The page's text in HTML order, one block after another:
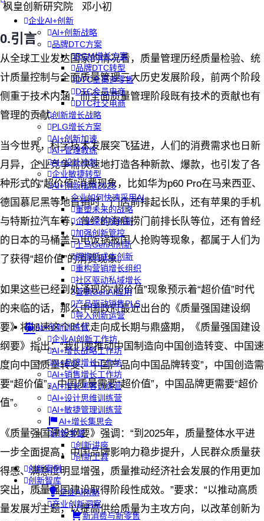
企业AI+创新
AI+创新战略
品牌DTC方案
RGM增长方案
品牌DTC转型
DTC全渠道零售
DTC会员电商
DTC社交电商
创新增长战略
PLG增长方案
AI+创新加速
AI+管理教练
AI+设计冲刺
企业敏捷转型
AI+创新指南2025
企业如何快速采用AI
重塑未来的战略
企业深科技创新
加强创新管控
上马GenAI创新
拥抱低成本创新
重构营销增长组织
社区驱动私域增长
营销GenAI应用
产品驱动销售PLS
导入创新运营
AI+创新训练营
企业AI创新工作坊
AI+增长战略工作坊
AI+品牌增长工作坊
AI+销售增长工作坊
AI+增长黑客训练营
AI+设计思维训练营
AI+敏捷管理训练营
AI+增长集思会
创新学堂
创新讲座
创新工具
创新案例
创新智库
企业AI创新
产业创新洞察
新消费与新零售
枫皇创新研究院 邓小初
0.引言
从全球工业发达国家的情况看，质量管理历经质量检验、统
计质量控制与全面质量管理三大历史发展阶段，前两个阶段
侧重于技术内涵，而全面质量管理阶段既有技术的贡献也有
管理的贡献。
当今世界，科学技术发展突飞猛进，人们的消费需求也日新
月异，企业竞争需快速地打造各种新款、爆款，也引发了各
种形式的“超价值”消费现象，比如华为p60 Pro在马来西亚、
德国慕尼黑等地首销时，门店前排起长队，还有苹果的手机
与特斯拉汽车等，曾经的海底捞门前排长队等位，还有曾经
的日本的马桶盖与电饭锅被国人抢购等现象，都属于人们为
了获得“超价值”的消费现象。
如果这些已经到处涌现的“超价值”现象预示着“超价值”时代
的来临的话，那么中国政府最近出台的《质量强国建设纲
要》将加速这个时代走向成长期与鼎盛期，《质量强国建设
纲要》指出：“我们要推动中国制造向中国创造转变、中国速
度向中国质量转变、中国产品向中国品牌转变”，中国创造需
要“超价值”，中国质量需要“超价值”，中国品牌更需要“超价
值”。
《质量强国建设纲要》强调：“到2025年，质量整体水平进
一步全面提高，中国品牌影响力稳步提升，人民群众质量获
得感、满意度明显增强，质量推动经济社会发展的作用更加
突出，质量强国建设取得阶段性成效。”要求：“以推动高质
量发展为主题，以提高供给质量为主攻方向，以改革创新为